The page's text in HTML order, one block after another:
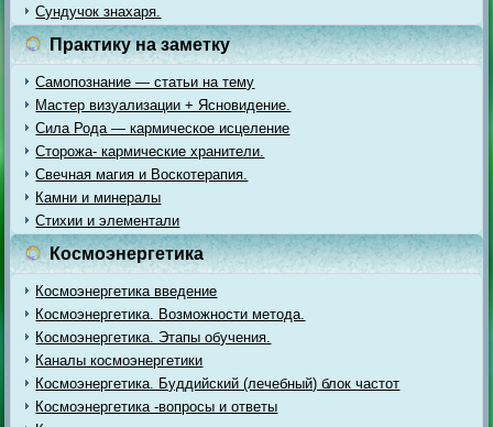
Сундучок знахаря.
Практику на заметку
Самопознание — статьи на тему
Мастер визуализации + Ясновидение.
Сила Рода — кармическое исцеление
Сторожа- кармические хранители.
Свечная магия и Воскотерапия.
Камни и минералы
Стихии и элементали
Космоэнергетика
Космоэнергетика введение
Космоэнергетика. Возможности метода.
Космоэнергетика. Этапы обучения.
Каналы космоэнергетики
Космоэнергетика. Буддийский (лечебный) блок частот
Космоэнергетика -вопросы и ответы